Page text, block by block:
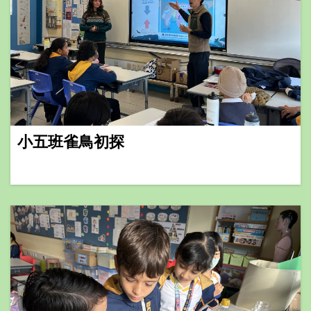
小五班雀鳥初探